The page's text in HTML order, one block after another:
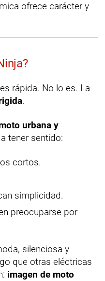
ofrece carácter y
rápida. No lo es. La
.
urbana y
tener sentido:
cortos.
simplicidad.
preocuparse por
silenciosa y
que otras eléctricas
imagen de moto